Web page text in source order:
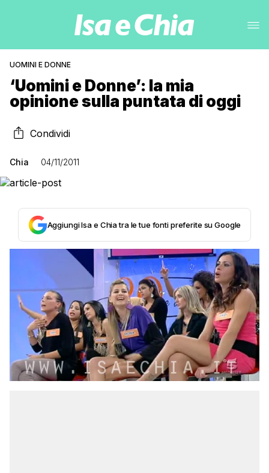
UOMINI E DONNE
‘Uomini e Donne’: la mia
opinione sulla puntata di oggi
Condividi
Chia 04/11/2011
Aggiungi Isa e Chia tra le tue fonti preferite su Google